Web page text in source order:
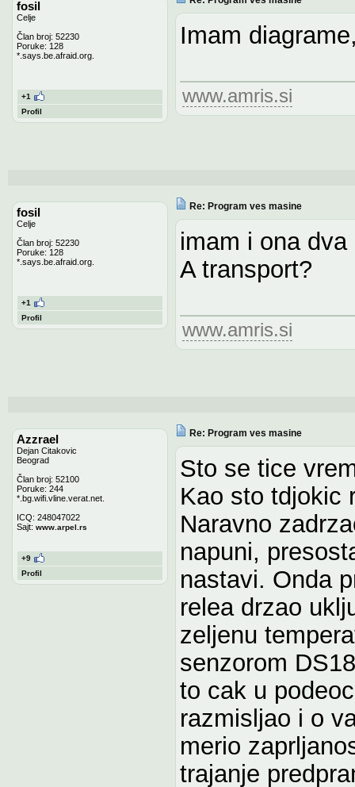
fosil
Celje
Član broj: 52230
Poruke: 128
*.says.be.afraid.org.
+1
Profil
Imam
www.amris.si
fosil
Celje
Član broj: 52230
Poruke: 128
*.says.be.afraid.org.
+1
Profil
Re: Program ves masine
imam i ona
A transport?
www.amris.si
Azzrael
Dejan Citakovic
Beograd
Član broj: 52100
Poruke: 244
*.bg.wifi.vline.verat.net.
ICQ: 248047022
Sajt: www.arpel.rs
+9
Profil
Re: Program ves masine
Sto se tice
Kao sto tdjokic
Naravno
napuni,
nastavi. Onda
relea drzao
zeljenu
senzorom
to cak u
razmisljao i o
merio
trajanje